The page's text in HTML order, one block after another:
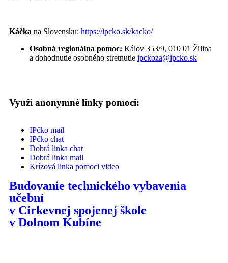
Káčka na Slovensku: https://ipcko.sk/kacko/
Osobná regionálna pomoc: Kálov 353/9, 010 01 Žilina
a dohodnutie osobného stretnutie ipckoza@ipcko.sk
Využi anonymné linky pomoci:
IPčko mail
IPčko chat
Dobrá linka chat
Dobrá linka mail
Krízová linka pomoci video
Budovanie technického vybavenia
učební
v Cirkevnej spojenej škole
v Dolnom Kubíne